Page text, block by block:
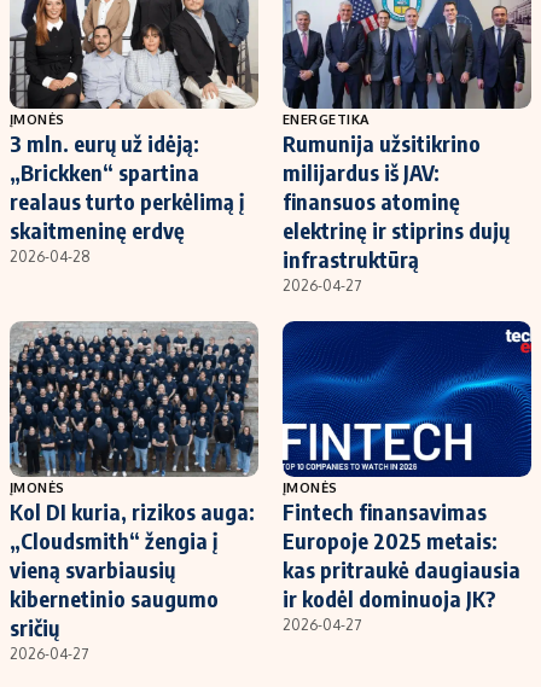
ĮMONĖS
3 mln. eurų už idėją:
„Brickken“ spartina
realaus turto perkėlimą į
skaitmeninę erdvę
2026-04-28
ENERGETIKA
Rumunija užsitikrino
milijardus iš JAV:
finansuos atominę
elektrinę ir stiprins dujų
infrastruktūrą
2026-04-27
ĮMONĖS
Kol DI kuria, rizikos auga:
„Cloudsmith“ žengia į
vieną svarbiausių
kibernetinio saugumo
sričių
2026-04-27
ĮMONĖS
Fintech finansavimas
Europoje 2025 metais:
kas pritraukė daugiausia
ir kodėl dominuoja JK?
2026-04-27